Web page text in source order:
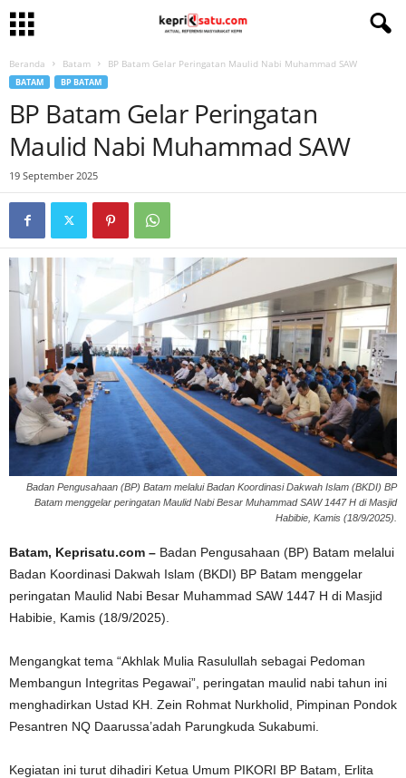
Beranda Batam BP Batam Gelar Peringatan Maulid Nabi Muhammad SAW
BATAM BP BATAM
BP Batam Gelar Peringatan
Maulid Nabi Muhammad SAW
19 September 2025
Badan Pengusahaan (BP) Batam melalui Badan Koordinasi Dakwah Islam (BKDI) BP
Batam menggelar peringatan Maulid Nabi Besar Muhammad SAW 1447 H di Masjid
Habibie, Kamis (18/9/2025).
Batam, Keprisatu.com – Badan Pengusahaan (BP) Batam melalui
Badan Koordinasi Dakwah Islam (BKDI) BP Batam menggelar
peringatan Maulid Nabi Besar Muhammad SAW 1447 H di Masjid
Habibie, Kamis (18/9/2025).
Mengangkat tema “Akhlak Mulia Rasulullah sebagai Pedoman
Membangun Integritas Pegawai”, peringatan maulid nabi tahun ini
menghadirkan Ustad KH. Zein Rohmat Nurkholid, Pimpinan Pondok
Pesantren NQ Daarussa’adah Parungkuda Sukabumi.
Kegiatan ini turut dihadiri Ketua Umum PIKORI BP Batam, Erlita